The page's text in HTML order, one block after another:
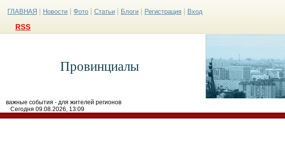
ГЛАВНАЯ Новости Фото Статьи Блоги Регистрация Вход
RSS
Провинциалы
важные события - для жителей регионов
Сегодня 09.08.2026, 13:09